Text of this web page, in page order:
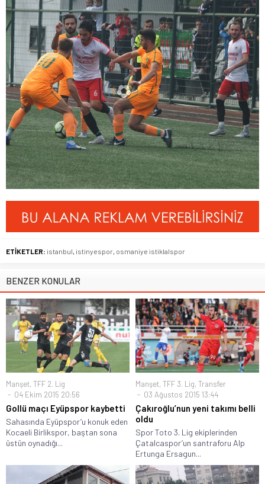
ETİKETLER: istanbul istinyespor osmaniye istiklalspor
BENZER KONULAR
Manşet, TFF 2. Lig
04 Ekim 2015 20:56
Gollü maçı Eyüpspor kaybetti
Sahasında Eyüpspor’u konuk eden
Kocaeli Birlikspor, baştan sona
üstün oynadığı...
Manşet, TFF 3. Lig, Transfer
03 Ağustos 2015 13:44
Çakıroğlu’nun yeni takımı belli
oldu
Spor Toto 3. Lig ekiplerinden
Çatalcaspor’un santraforu Alp
Ertunga Ersagun...